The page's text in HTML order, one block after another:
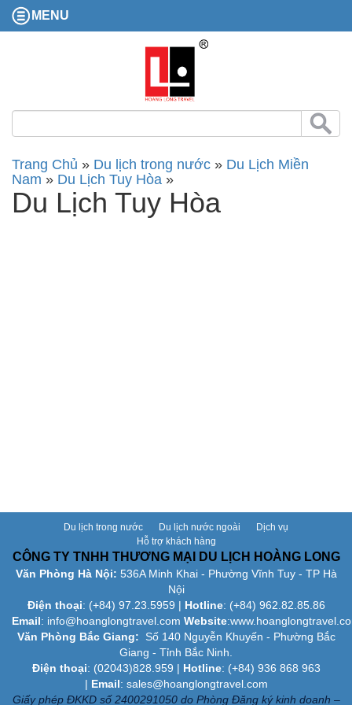
MENU
Trang Chủ » Du lịch trong nước » Du Lịch Miền
Nam » Du Lịch Tuy Hòa »
Du Lịch Tuy Hòa
Du lịch trong nước Du lịch nước ngoài
Dịch vụ
Hỗ trợ khách hàng
CÔNG TY TNHH THƯƠNG MẠI DU LỊCH HOÀNG LONG
Văn Phòng Hà Nội: 536A Minh Khai - Phường Vĩnh Tuy - TP Hà
Nội
Điện thoại: (+84) 97.23.5959 | Hotline: (+84) 962.82.85.86
Email: info@hoanglongtravel.com Website:www.
Văn Phòng Bắc Giang: Số 140 Nguyễn Khuyến - Phường Bắc
Giang - Tỉnh Bắc Ninh.
Điện thoại: (02043)828.959 | Hotline: (+84) 936 868 963
| Email: sales@hoanglongtravel.com
Giấy phép ĐKKD số 2400291050 do Phòng Đăng ký kinh doanh –